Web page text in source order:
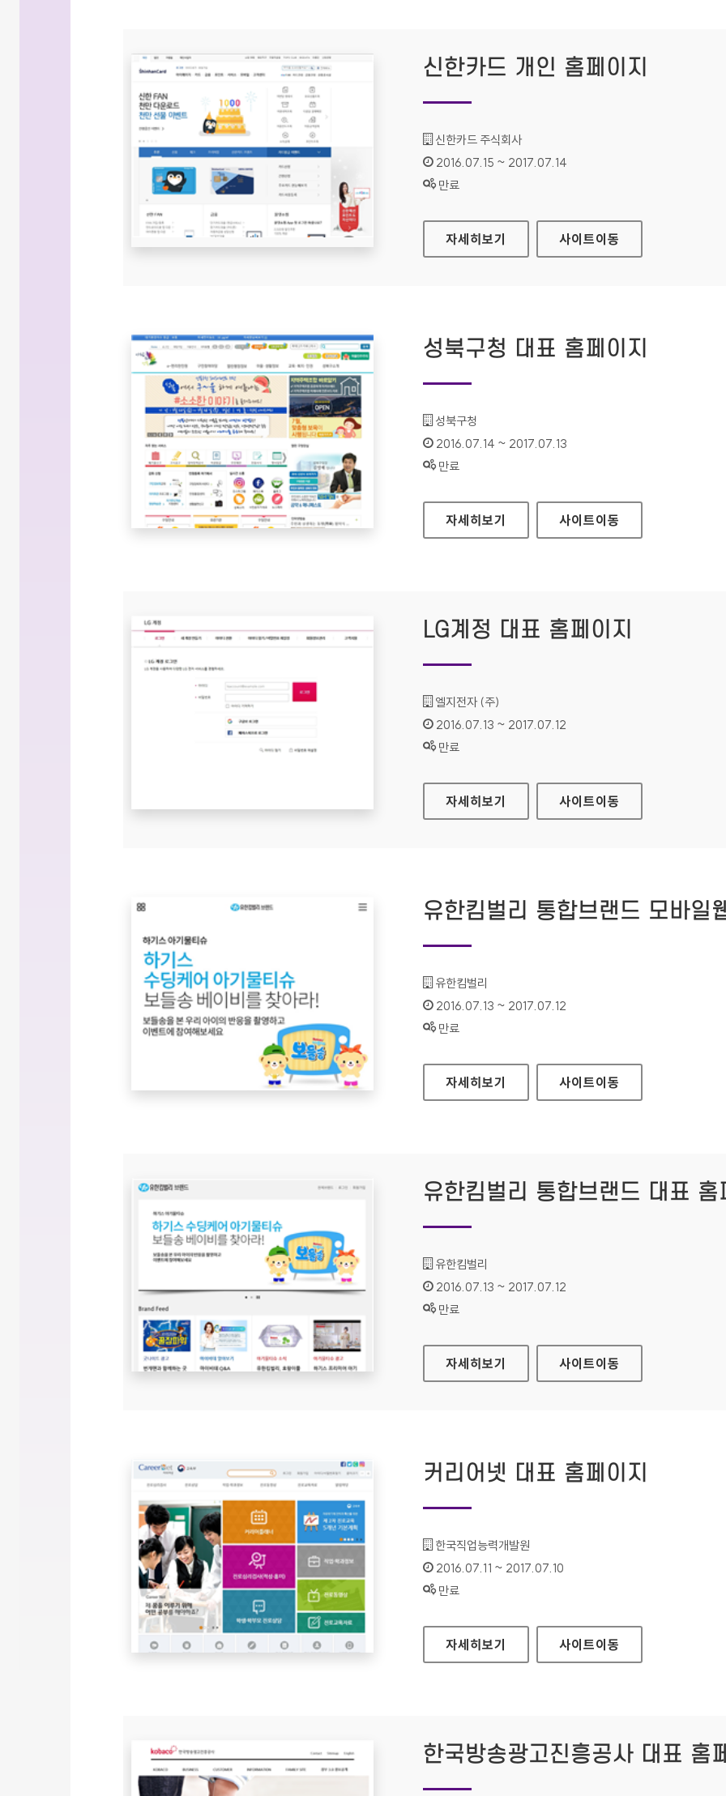
신한카드 개인 홈페이지
기관명 :
신한카드 주식회사
인증기간 :
2016.07.15 ~ 2017.07.14
상태 :
만료
신한카드 개인 홈페이지
자세히보기 사이트이동
성북구청 대표 홈페이지
기관명 :
성북구청
인증기간 :
2016.07.14 ~ 2017.07.13
상태 :
만료
성북구청 대표 홈페이지
자세히보기 사이트이동
LG계정 대표 홈페이지
기관명 :
엘지전자 (주)
인증기간 :
2016.07.13 ~ 2017.07.12
상태 :
만료
LG계정 대표 홈페이지
자세히보기 사이트이동
유한킴벌리 통합브랜드 모바일
기관명 :
유한킴벌리
인증기간 :
2016.07.13 ~ 2017.07.12
상태 :
만료
유한킴벌리 통합브랜드 모바일웹
자세히보기 사이트이동
유한킴벌리 통합브랜드 대표 홈
기관명 :
유한킴벌리
인증기간 :
2016.07.13 ~ 2017.07.12
상태 :
만료
유한킴벌리 통합브랜드 대표 홈페이지
자세히보기 사이트이동
커리어넷 대표 홈페이지
기관명 :
한국직업능력개발원
인증기간 :
2016.07.11 ~ 2017.07.10
상태 :
만료
커리어넷 대표 홈페이지
자세히보기 사이트이동
한국방송광고진흥공사 대표 홈